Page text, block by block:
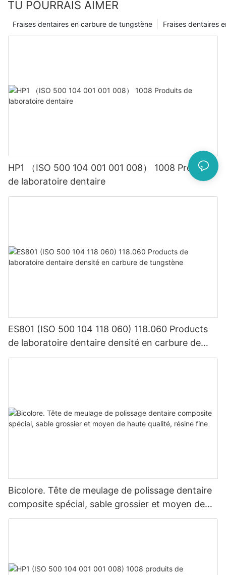
leurs patients les meilleurs soins possibles, ce qui rend ces
innovations vraiment inestimables pour le domaine de la
dentisterie.
TU POURRAIS AIMER
Fraises dentaires
Fraises dentaires en carbure de tungstène
HP1 （ISO 500 104 001 001 008） 1008 Produits
de laboratoire dentaire
ES801 (ISO 500 104 118 060) 118.060 Products
de laboratoire dentaire densité en carbure de
tungstène
Bicolore. Tête de meulage de polissage dentaire
composite spécial, sable grossier et moyen de
haute qualité, résine fine